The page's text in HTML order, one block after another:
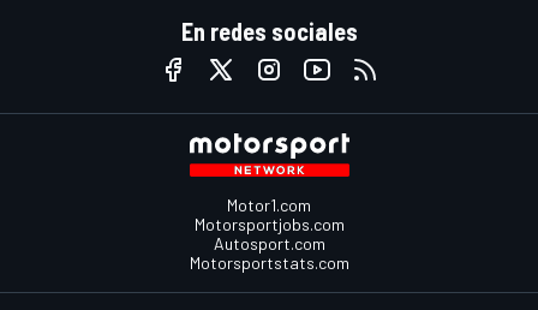
En redes sociales
Motor1.com
Motorsportjobs.com
Autosport.com
Motorsportstats.com